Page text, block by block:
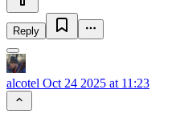
Reply
alcotel Oct 24 2025 at 11:23